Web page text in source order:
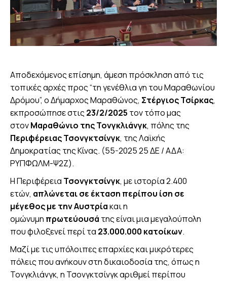
Αποδεχόμενος επίσημη, άμεση πρόσκληση από τις
τοπικές αρχές προς “τη γενέθλια γη του Μαραθωνίου
Δρόμου”, ο Δήμαρχος Μαραθώνος, Στέργιος Τσίρκας,
εκπροσώπησε στις 23/2/2025 τον τόπο μας
στονΜαραθώνιο της Τονγκλιάνγκ, πόλης της
Περιφέρειας Τσονγκτσίνγκ, της Λαϊκής
Δημοκρατίας της Κίνας. (55-2025 25 ΔΕ / ΑΔΑ:
ΡΥΠΦΩΛΜ-Ψ2Ζ).
Η Περιφέρεια Τσονγκτσίνγκ, με ιστορία 2.400
ετών, απλώνεται σε έκταση περίπου ίση σε
μέγεθος με την Αυστρίακαι η
ομώνυμη πρωτεύουσά της είναι μια μεγαλούπολη
που φιλοξενεί περί τα 23.000.000 κατοίκων.
Μαζί με τις υπόλοιπες επαρχίες και μικρότερες
πόλεις που ανήκουν στη δικαιοδοσία της, όπως η
Τονγκλιάνγκ, η Τσονγκτσίνγκ αριθμεί περίπου